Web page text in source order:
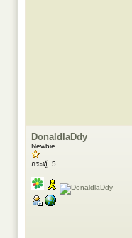
DonaldlaDdy
Newbie
กระทู้: 5